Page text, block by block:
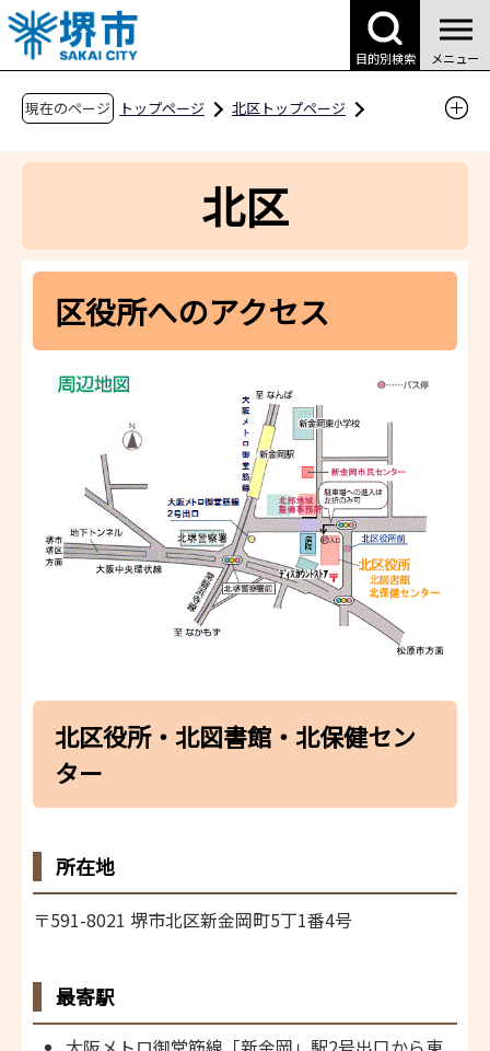
こ
の
ペ
目的別検索 メニュー
現在のページ トップページ
北区トップページ
北区
区役所へのアクセス
北区役所・北図書館・北保健セン
ター
所在地
〒591-8021 堺市北区新金岡町5丁1番4号
最寄駅